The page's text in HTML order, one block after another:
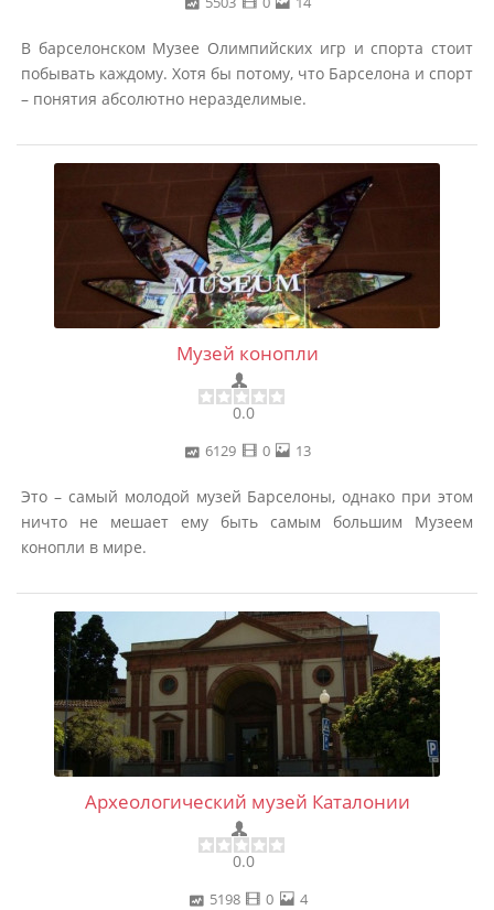
В барселонском Музее Олимпийских игр и спорта стоит
побывать каждому. Хотя бы потому, что Барселона и спорт
– понятия абсолютно неразделимые.
Музей конопли
0.0
6129 0 13
Это – самый молодой музей Барселоны, однако при этом
ничто не мешает ему быть самым большим Музеем
конопли в мире.
Археологический музей Каталонии
0.0
5198 0 4